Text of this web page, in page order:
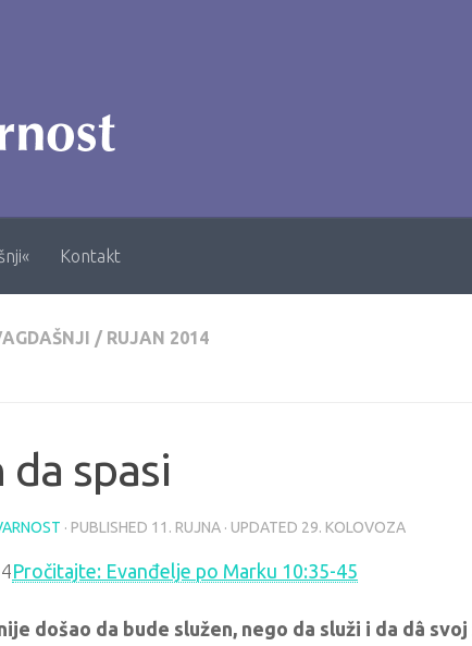
Kontakt
/ RUJAN 2014
da spasi
· PUBLISHED 11. RUJNA · UPDATED 29. KOLOVOZA
Pročitajte: Evanđelje po Marku 10:35-45
došao da bude služen, nego da služi i da dâ